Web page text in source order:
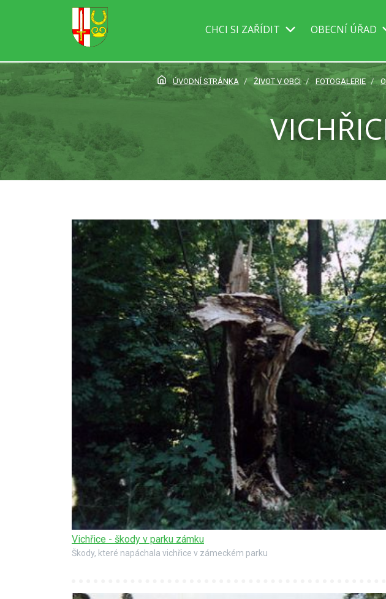
CHCI SI ZAŘÍDIT OBECNÍ ÚŘAD
ÚVODNÍ STRÁNKA ŽIVOT V OBCI FOTOGALERIE
Vichřice - škody v parku zámku
Škody, které napáchala vichřice v zámeckém parku